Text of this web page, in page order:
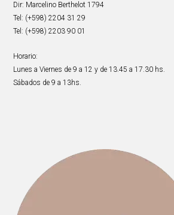
Dir: Marcelino Berthelot 1794
Tel: (+598) 2204 31 29
Tel: (+598) 2203 90 01
Horario:
Lunes a Viernes de 9 a 12 y de 13.45 a 17.30 hs.
Sábados de 9 a 13hs.